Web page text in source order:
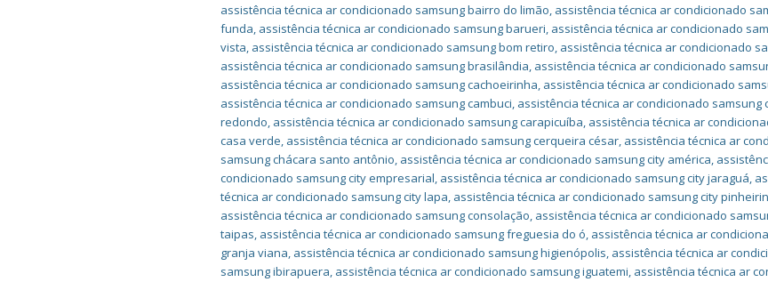
assistência técnica ar condicionado samsung bairro do limão, assistência técnica ar condicionado
funda, assistência técnica ar condicionado samsung barueri, assistência técnica ar condicionado
vista, assistência técnica ar condicionado samsung bom retiro, assistência técnica ar condicionado
assistência técnica ar condicionado samsung brasilândia, assistência técnica ar condicionado
assistência técnica ar condicionado samsung cachoeirinha, assistência técnica ar condicionado
assistência técnica ar condicionado samsung cambuci, assistência técnica ar condicionado samsung
redondo, assistência técnica ar condicionado samsung carapicuíba, assistência técnica ar
casa verde, assistência técnica ar condicionado samsung cerqueira césar, assistência técnica ar
samsung chácara santo antônio, assistência técnica ar condicionado samsung city américa,
condicionado samsung city empresarial, assistência técnica ar condicionado samsung city jaraguá,
técnica ar condicionado samsung city lapa, assistência técnica ar condicionado samsung city
assistência técnica ar condicionado samsung consolação, assistência técnica ar condicionado
taipas, assistência técnica ar condicionado samsung freguesia do ó, assistência técnica ar
granja viana, assistência técnica ar condicionado samsung higienópolis, assistência técnica ar
samsung ibirapuera, assistência técnica ar condicionado samsung iguatemi, assistência técnica ar